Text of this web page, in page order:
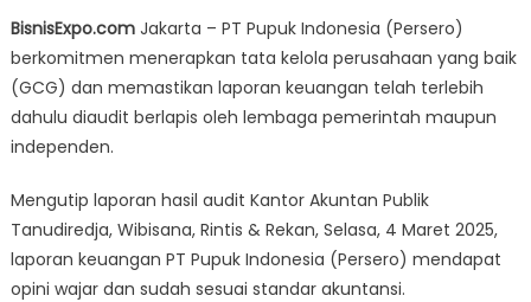
Keuangan
Pupuk
Indonesia
Penuhi
Keuangan
dan
Dapat
Opini
BisnisExpo.comJakarta – PT Pupuk Indonesia (Persero)
berkomitmen menerapkan tata kelola perusahaan yang baik
(GCG) dan memastikan laporan keuangan telah terlebih
dahulu diaudit berlapis oleh lembaga pemerintah maupun
independen.
Mengutip laporan hasil audit Kantor Akuntan Publik
Tanudiredja, Wibisana, Rintis & Rekan, Selasa, 4 Maret 2025,
laporan keuangan PT Pupuk Indonesia (Persero) mendapat
opini wajar dan sudah sesuai standar akuntansi.